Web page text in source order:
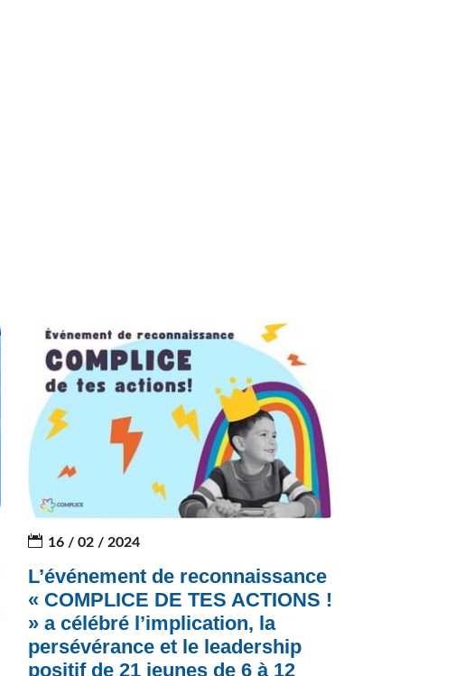
16 / 02 / 2024
L’événement de reconnaissance
« COMPLICE DE TES ACTIONS !
» a célébré l’implication, la
persévérance et le leadership
positif de 21 jeunes de 6 à 12